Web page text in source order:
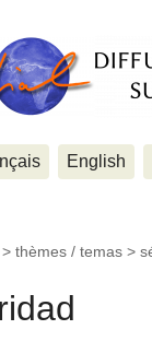
English
thèmes / temas >